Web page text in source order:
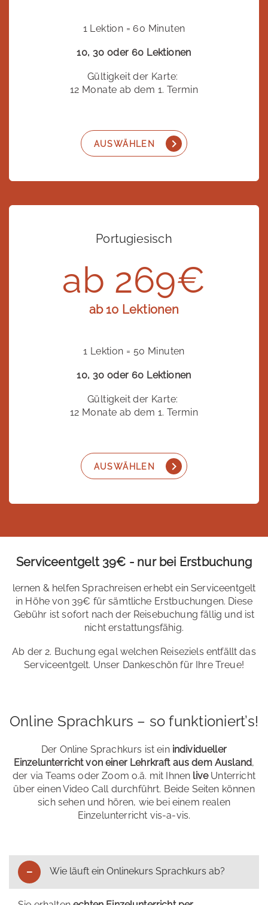
1 Lektion = 60 Minuten
10, 30 oder 60 Lektionen
Gültigkeit der Karte:
12 Monate ab dem 1. Termin
AUSWÄHLEN
Portugiesisch
ab 269€
ab 10 Lektionen
1 Lektion = 50 Minuten
10, 30 oder 60 Lektionen
Gültigkeit der Karte:
12 Monate ab dem 1. Termin
AUSWÄHLEN
Serviceentgelt 39€ - nur bei Erstbuchung
lernen & helfen Sprachreisen erhebt ein Serviceentgelt
in Höhe von 39€ für sämtliche Erstbuchungen. Diese
Gebühr ist sofort nach der Reisebuchung fällig und ist
nicht erstattungsfähig.
Ab der 2. Buchung egal welchen Reiseziels entfällt das
Serviceentgelt. Unser Dankeschön für Ihre Treue!
Online Sprachkurs – so funktioniert’s!
Der Online Sprachkurs ist ein individueller
Einzelunterricht von einer Lehrkraft aus dem Ausland,
der via Teams oder Zoom o.ä. mit Ihnen liveUnterricht
über einen Video Call durchführt. Beide Seiten können
sich sehen und hören, wie bei einem realen
Einzelunterricht vis-a-vis.
Wie läuft ein Onlinekurs Sprachkurs ab?